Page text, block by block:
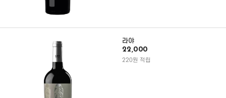
라야
22,000
220원 적립